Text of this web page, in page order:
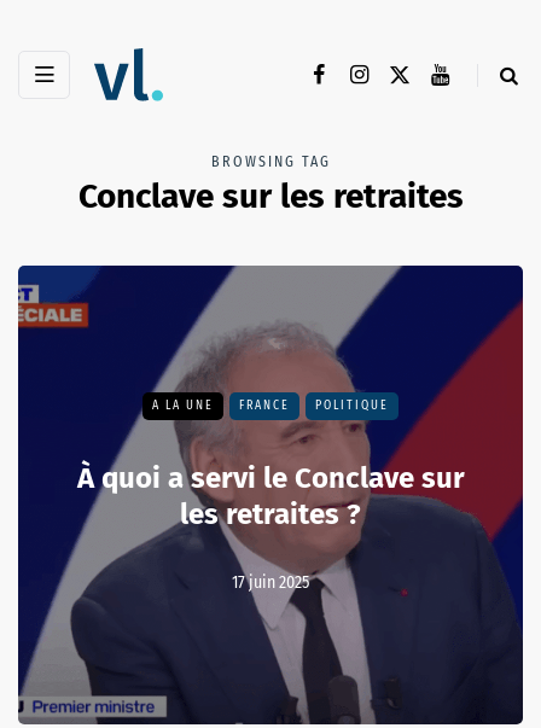
BROWSING TAG
Conclave sur les retraites
A LA UNE FRANCE POLITIQUE
À quoi a servi le Conclave sur
les retraites ?
17 juin 2025